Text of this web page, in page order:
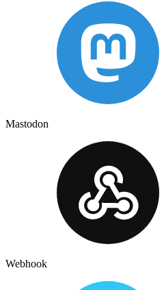
Mastodon
Webhook